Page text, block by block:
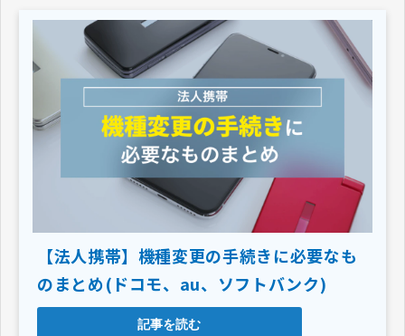
【法人携帯】機種変更の手続きに必要なも
のまとめ(ドコモ、au、ソフトバンク)
記事を読む